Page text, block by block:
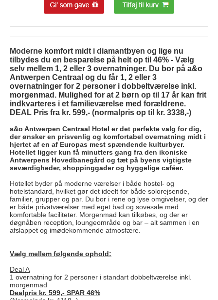
Moderne komfort midt i diamantbyen og lige nu
tilbydes du en besparelse på helt op til 46% - Vælg
selv mellem 1, 2 eller 3 overnatninger. Du bor på a&o
Antwerpen Centraal og du får 1, 2 eller 3
overnatninger for 2 personer i dobbeltværelse inkl.
morgenmad. Mulighed for at 2 børn op til 17 år kan frit
indkvarteres i et familieværelse med forældrene.
DEAL Pris fra kr. 599,- (normalpris op til kr. 3338,-)
a&o Antwerpen Centraal Hotel er det perfekte valg for dig,
der ønsker en prisvenlig og komfortabel overnatning midt i
hjertet af en af Europas mest spændende kulturbyer.
Hotellet ligger kun få minutters gang fra den ikoniske
Antwerpens Hovedbanegård og tæt på byens vigtigste
seværdigheder, shoppinggader og hyggelige caféer.
Hotellet byder på moderne værelser i både hostel- og
hotelstandard, hvilket gør det ideelt for både solorejsende,
familier, grupper og par. Du bor i rene og lyse omgivelser, og der
er både privatværelser med eget bad og sovesale med
komfortable faciliteter. Morgenmad kan tilkøbes, og der er
døgnåben reception, loungeområde og bar – alt sammen i en
afslappet og imødekommende atmosfære.
Vælg mellem følgende ophold:
Deal A
1 overnatning for 2 personer i standart dobbeltværelse inkl.
morgenmad
Dealpris kr. 599,- SPAR 46%